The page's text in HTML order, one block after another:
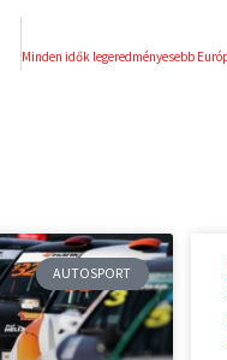
AUTOSPORT